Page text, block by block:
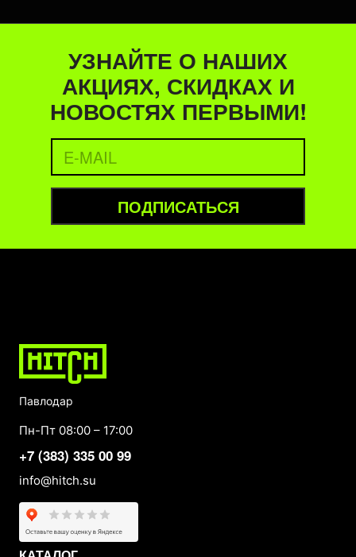
УЗНАЙТЕ О НАШИХ
АКЦИЯХ, СКИДКАХ И
НОВОСТЯХ ПЕРВЫМИ!
ПОДПИСАТЬСЯ
Павлодар
Пн-Пт 08:00 – 17:00
+7 (383) 335 00 99
info@hitch.su